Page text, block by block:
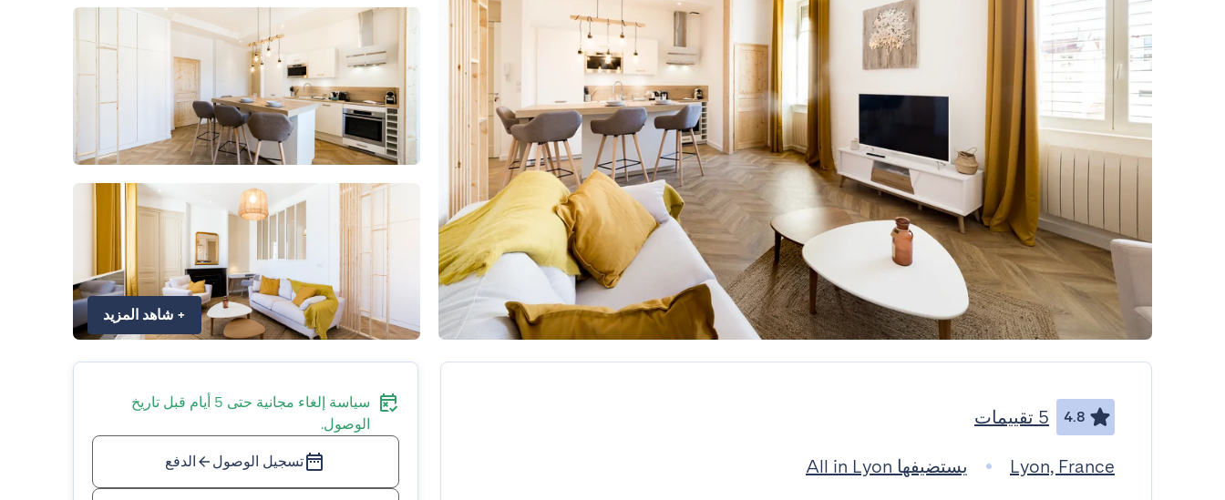
+ شاهد المزيد
4.8 5 تقييمات
Lyon, France يستضيفها All in Lyon
سياسة إلغاء مجانية حتى 5 أيام قبل تاريخ
الوصول.
تسجيل الوصول الدفع